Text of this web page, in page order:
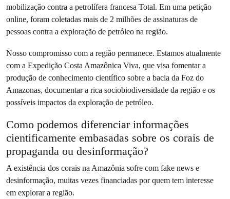
mobilização contra a petrolífera francesa Total. Em uma petição
online, foram coletadas mais de 2 milhões de assinaturas de
pessoas contra a exploração de petróleo na região.
Nosso compromisso com a região permanece. Estamos atualmente
com a Expedição Costa Amazônica Viva, que visa fomentar a
produção de conhecimento científico sobre a bacia da Foz do
Amazonas, documentar a rica sociobiodiversidade da região e os
possíveis impactos da exploração de petróleo.
Como podemos diferenciar informações
cientificamente embasadas sobre os corais de
propaganda ou desinformação?
A existência dos corais na Amazônia sofre com fake news e
desinformação, muitas vezes financiadas por quem tem interesse
em explorar a região.